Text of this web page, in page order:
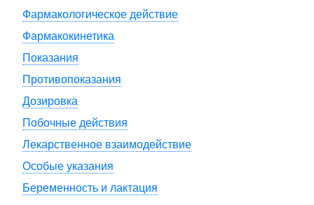
Фармакологическое действие
Фармакокинетика
Показания
Противопоказания
Дозировка
Побочные действия
Лекарственное взаимодействие
Особые указания
Беременность и лактация